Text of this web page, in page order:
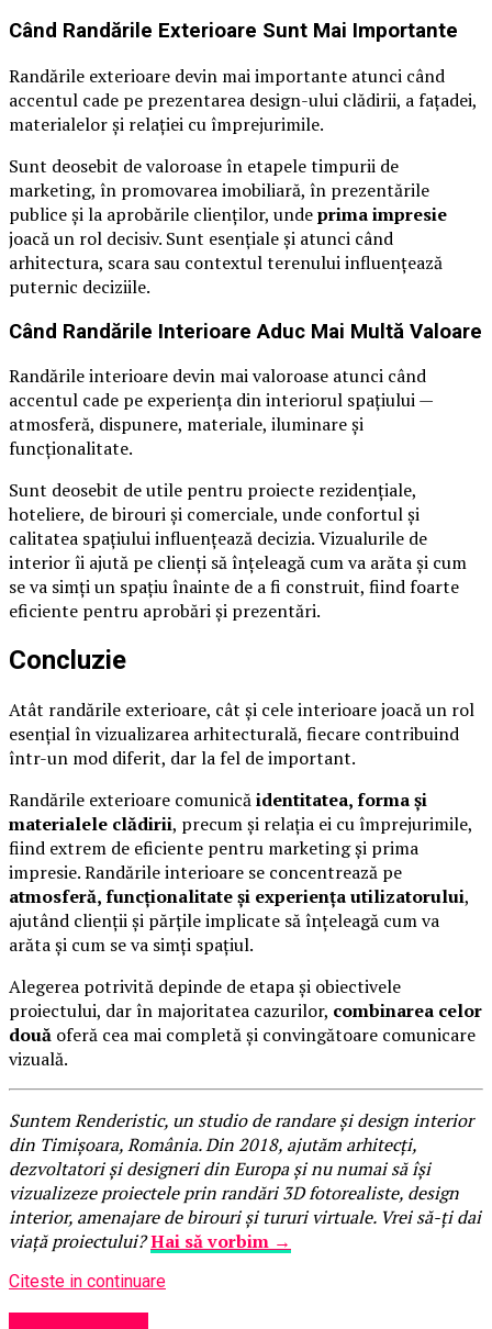
Când Randările Exterioare Sunt Mai Importante
Randările exterioare devin mai importante atunci când
accentul cade pe prezentarea design-ului clădirii, a fațadei,
materialelor și relației cu împrejurimile.
Sunt deosebit de valoroase în etapele timpurii de
marketing, în promovarea imobiliară, în prezentările
publice și la aprobările clienților, undeprima impresie
joacă un rol decisiv. Sunt esențiale și atunci când
arhitectura, scara sau contextul terenului influențează
puternic deciziile.
Când Randările Interioare Aduc Mai Multă Valoare
Randările interioare devin mai valoroase atunci când
accentul cade pe experiența din interiorul spațiului —
atmosferă, dispunere, materiale, iluminare și
funcționalitate.
Sunt deosebit de utile pentru proiecte rezidențiale,
hoteliere, de birouri și comerciale, unde confortul și
calitatea spațiului influențează decizia. Vizualurile de
interior îi ajută pe clienți să înțeleagă cum va arăta și cum
se va simți un spațiu înainte de a fi construit, fiind foarte
eficiente pentru aprobări și prezentări.
Concluzie
Atât randările exterioare, cât și cele interioare joacă un rol
esențial în vizualizarea arhitecturală, fiecare contribuind
într-un mod diferit, dar la fel de important.
Randările exterioare comunicăidentitatea, forma și
materialele clădirii, precum și relația ei cu împrejurimile,
fiind extrem de eficiente pentru marketing și prima
impresie. Randările interioare se concentrează pe
atmosferă, funcționalitate și experiența utilizatorului,
ajutând clienții și părțile implicate să înțeleagă cum va
arăta și cum se va simți spațiul.
Alegerea potrivită depinde de etapa și obiectivele
proiectului, dar în majoritatea cazurilor, combinarea celor
două oferă cea mai completă și convingătoare comunicare
vizuală.
Suntem Renderistic, un studio de randare și design interior
din Timișoara, România. Din 2018, ajutăm arhitecți,
dezvoltatori și designeri din Europa și nu numai să își
vizualizeze proiectele prin randări 3D fotorealiste, design
interior, amenajare de birouri și tururi virtuale. Vrei să-ți dai
viață proiectului?Hai să vorbim →
Citeste in continuare